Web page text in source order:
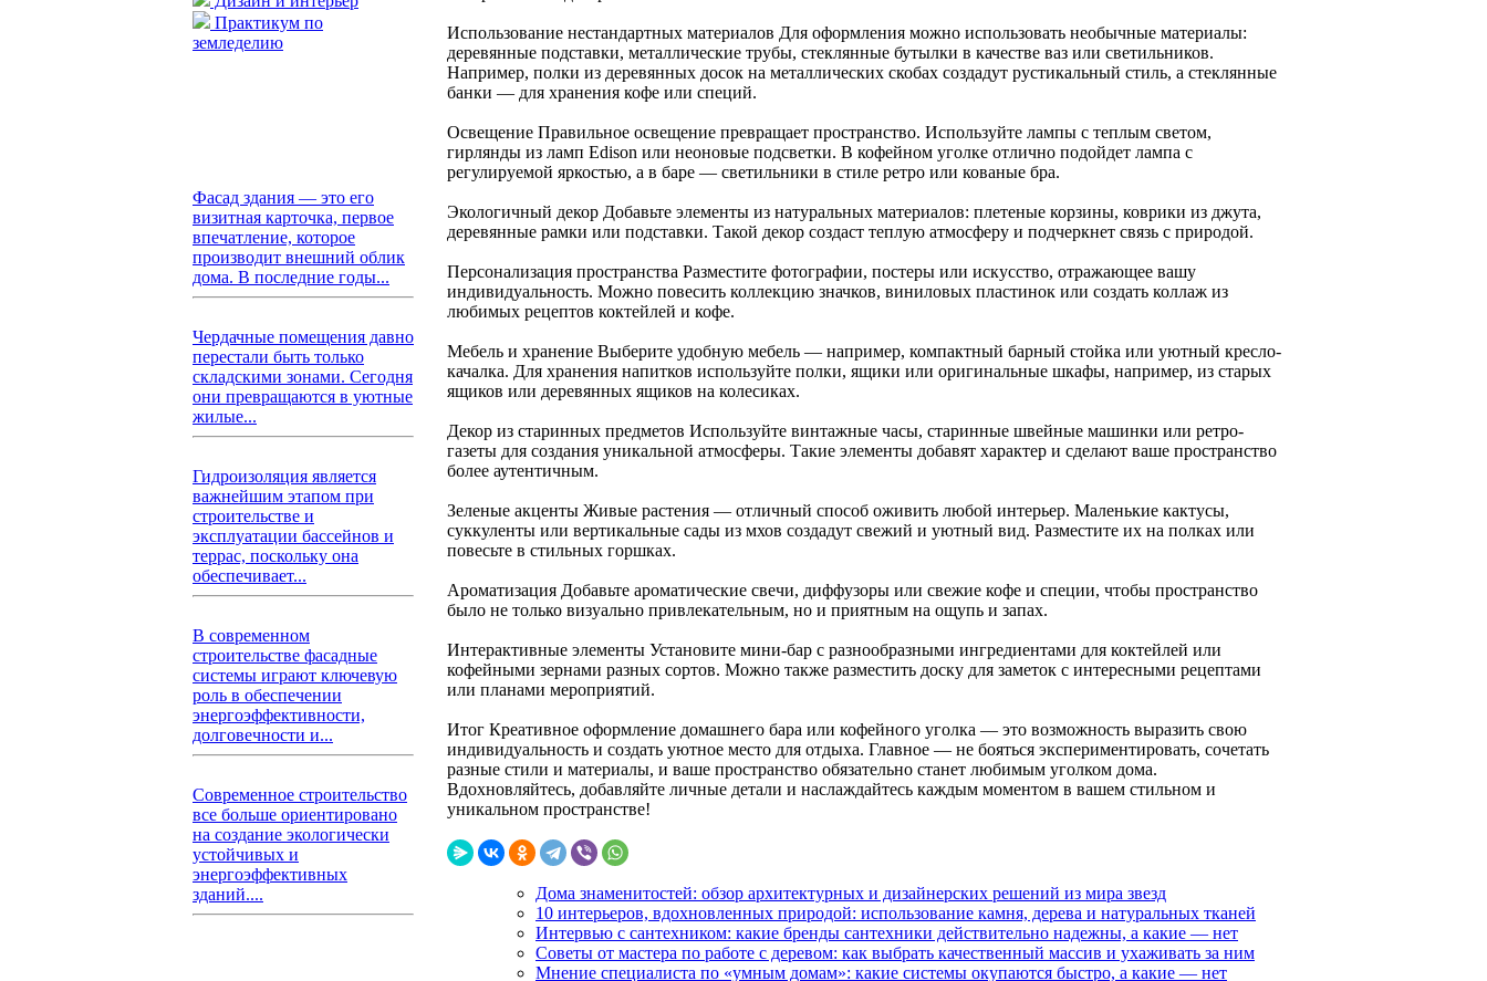
Практикум по
земледелию
Фасад здания — это его
визитная карточка, первое
впечатление, которое
производит внешний облик
дома. В последние годы...
Чердачные помещения давно
перестали быть только
складскими зонами. Сегодня
они превращаются в уютные
жилые...
Гидроизоляция является
важнейшим этапом при
строительстве и
эксплуатации бассейнов и
террас, поскольку она
обеспечивает...
В современном
строительстве фасадные
системы играют ключевую
роль в обеспечении
энергоэффективности,
долговечности и...
Современное строительство
все больше ориентировано
на создание экологически
устойчивых и
энергоэффективных
зданий....
Использование нестандартных материалов Для оформления можно использовать необычные материалы:
деревянные подставки, металлические трубы, стеклянные бутылки в качестве ваз или светильников.
Например, полки из деревянных досок на металлических скобах создадут рустикальный стиль, а стеклянные
банки — для хранения кофе или специй.
Освещение Правильное освещение превращает пространство. Используйте лампы с теплым светом,
гирлянды из ламп Edison или неоновые подсветки. В кофейном уголке отлично подойдет лампа с
регулируемой яркостью, а в баре — светильники в стиле ретро или кованые бра.
Экологичный декор Добавьте элементы из натуральных материалов: плетеные корзины, коврики из джута,
деревянные рамки или подставки. Такой декор создаст теплую атмосферу и подчеркнет связь с природой.
Персонализация пространства Разместите фотографии, постеры или искусство, отражающее вашу
индивидуальность. Можно повесить коллекцию значков, виниловых пластинок или создать коллаж из
любимых рецептов коктейлей и кофе.
Мебель и хранение Выберите удобную мебель — например, компактный барный стойка или уютный кресло-
качалка. Для хранения напитков используйте полки, ящики или оригинальные шкафы, например, из старых
ящиков или деревянных ящиков на колесиках.
Декор из старинных предметов Используйте винтажные часы, старинные швейные машинки или ретро-
газеты для создания уникальной атмосферы. Такие элементы добавят характер и сделают ваше пространство
более аутентичным.
Зеленые акценты Живые растения — отличный способ оживить любой интерьер. Маленькие кактусы,
суккуленты или вертикальные сады из мхов создадут свежий и уютный вид. Разместите их на полках или
повесьте в стильных горшках.
Ароматизация Добавьте ароматические свечи, диффузоры или свежие кофе и специи, чтобы пространство
было не только визуально привлекательным, но и приятным на ощупь и запах.
Интерактивные элементы Установите мини-бар с разнообразными ингредиентами для коктейлей или
кофейными зернами разных сортов. Можно также разместить доску для заметок с интересными рецептами
или планами мероприятий.
Итог Креативное оформление домашнего бара или кофейного уголка — это возможность выразить свою
индивидуальность и создать уютное место для отдыха. Главное — не бояться экспериментировать, сочетать
разные стили и материалы, и ваше пространство обязательно станет любимым уголком дома.
Вдохновляйтесь, добавляйте личные детали и наслаждайтесь каждым моментом в вашем стильном и
уникальном пространстве!
Дома знаменитостей: обзор архитектурных и дизайнерских решений из мира звезд
10 интерьеров, вдохновленных природой: использование камня, дерева и натуральных тканей
Интервью с сантехником: какие бренды сантехники действительно надежны, а какие — нет
Советы от мастера по работе с деревом: как выбрать качественный массив и ухаживать за ним
Мнение специалиста по «умным домам»: какие системы окупаются быстро, а какие — нет